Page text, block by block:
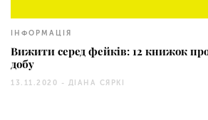
ІНФОРМАЦІЯ
Вижити серед фейків: 12 книжок
добу
13.11.2020 - ДІАНА СЯРКІ